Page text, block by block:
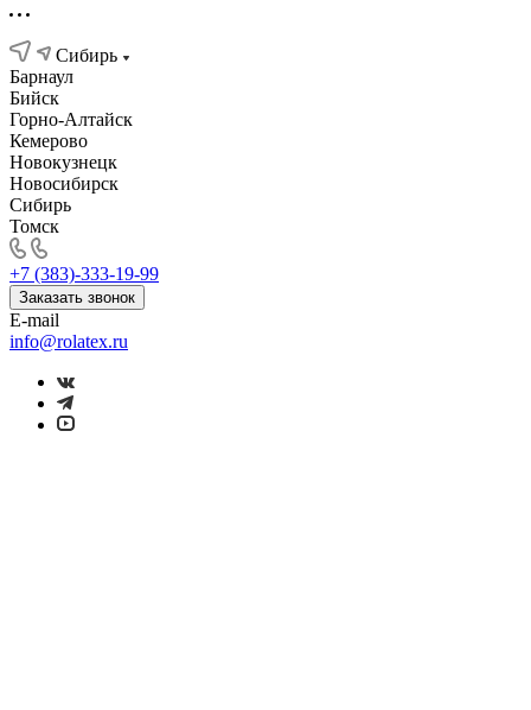
Сибирь
Барнаул
Бийск
Горно-Алтайск
Кемерово
Новокузнецк
Новосибирск
Сибирь
Томск
+7 (383)-333-19-99
Заказать звонок
E-mail
info@rolatex.ru